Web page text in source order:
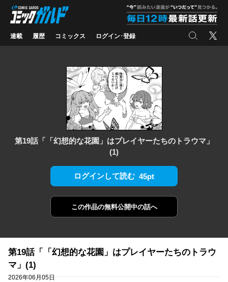
コミックガルド
連載 履歴 コミックス ログイン･登録 検索 X
第19話「「幻想的な花園」はプレイヤーたちのトラウマ」
(1)
ログインして読む 45pt
この作品の無料公開中の話へ
第19話「「幻想的な花園」はプレイヤーたちのトラウ
マ」(1)
2026年06月05日